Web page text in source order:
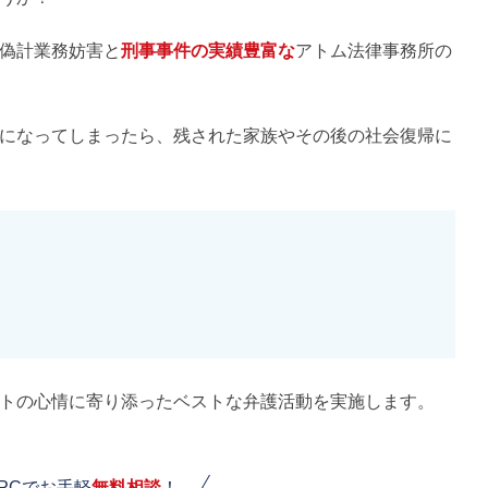
計業務妨害と刑事事件の実績豊富なアトム法律事務所の
なってしまったら、残された家族やその後の社会復帰に
心情に寄り添ったベストな弁護活動を実施します。